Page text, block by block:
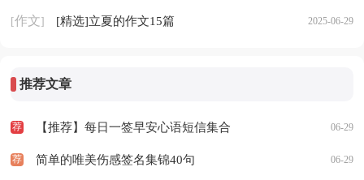
[作文] [精选]立夏的作文15篇 2025-06-29
推荐文章
荐 【推荐】每日一签早安心语短信集合
38句
06-29
荐 简单的唯美伤感签名集锦40句 06-29